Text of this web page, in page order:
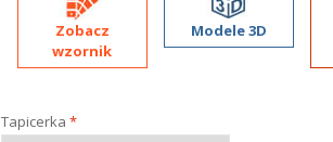
Zobacz
wzornik
Modele 3D
Tapicerka *